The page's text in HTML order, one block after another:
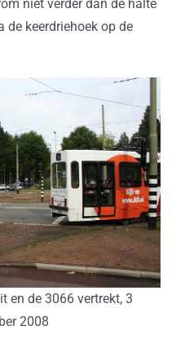
niet verder dan de halte
de keerdriehoek op de
en de 3066 vertrekt, 3
2008